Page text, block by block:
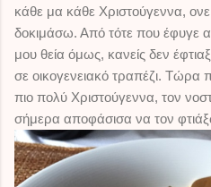
κάθε μα κάθε Χριστούγεννα,
δοκιμάσω. Από τότε που έφυγε
μου θεία όμως, κανείς δεν
σε οικογενειακό τραπέζι. Τώρα
πιο πολύ Χριστούγεννα, τον
σήμερα αποφάσισα να τον